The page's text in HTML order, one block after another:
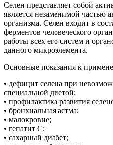
Селен представляет собой
является незаменимой частью
организма. Селен входит в
ферментов человеческого
работы всех его систем и
данного микроэлемента.
Основные показания к
• дефицит селена при
специальной диетой;
• профилактика развития
• бронхиальная астма;
• малокровие;
• гепатит С;
• сахарный диабет;